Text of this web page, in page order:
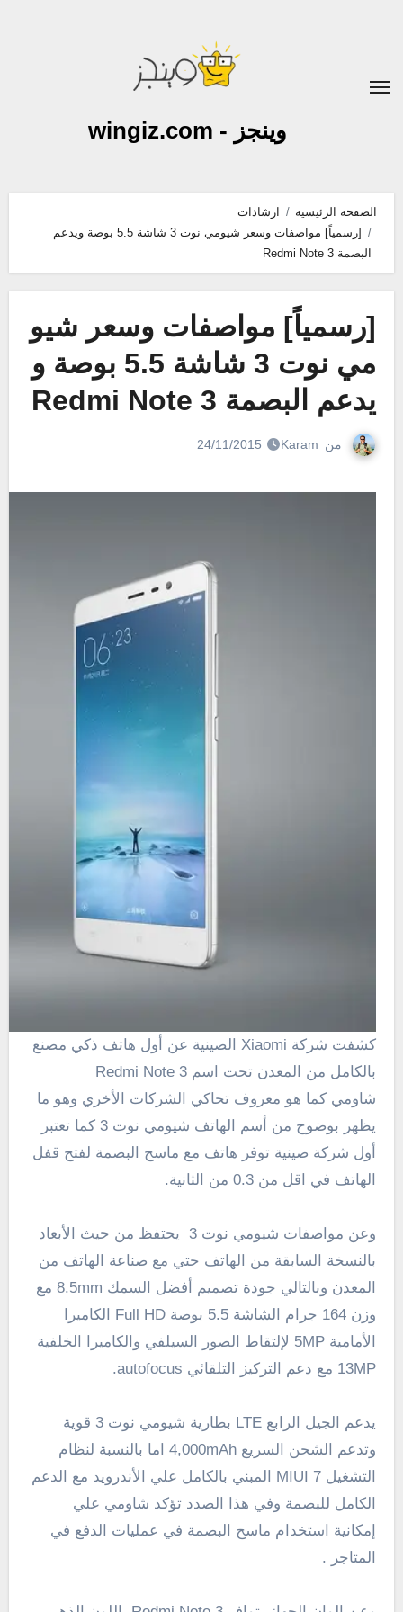
وينجز - wingiz.com
الصفحة الرئيسية
ارشادات
[رسمياً] مواصفات وسعر شيومي نوت 3 شاشة 5.5 بوصة ويدعم
البصمة Redmi Note 3
[رسمياً] مواصفات وسعر شيو
مي نوت 3 شاشة 5.5 بوصة و
يدعم البصمة Redmi Note 3
من Karam
24/11/2015
كشفت شركة Xiaomi الصينية عن أول هاتف ذكي مصنع
بالكامل من المعدن تحت اسم Redmi Note 3
شاومي كما هو معروف تحاكي الشركات الأخري وهو ما
يظهر بوضوح من أسم الهاتف شيومي نوت 3 كما تعتبر
أول شركة صينية توفر هاتف مع ماسح البصمة لفتح قفل
الهاتف في اقل من 0.3 من الثانية.
وعن مواصفات شيومي نوت 3 يحتفظ من حيث الأبعاد
بالنسخة السابقة من الهاتف حتي مع صناعة الهاتف من
المعدن وبالتالي جودة تصميم أفضل السمك 8.5mm مع
وزن 164 جرام الشاشة 5.5 بوصة Full HD الكاميرا
الأمامية 5MP لإلتقاط الصور السيلفي والكاميرا الخلفية
13MP مع دعم التركيز التلقائي autofocus.
يدعم الجيل الرابع LTE بطارية شيومي نوت 3 قوية
وتدعم الشحن السريع 4,000mAh اما بالنسبة لنظام
التشغيل MIUI 7 المبني بالكامل علي الأندرويد مع الدعم
الكامل للبصمة وفي هذا الصدد تؤكد شاومي علي
إمكانية استخدام ماسح البصمة في عمليات الدفع في
المتاجر .